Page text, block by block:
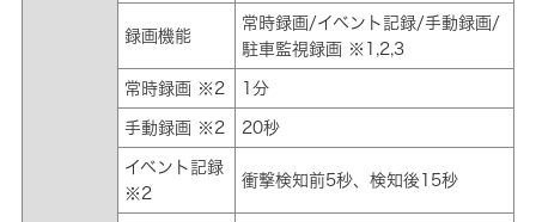
録画機能
常時録画/イベント記録/手動録画/
駐車監視録画 ※1,2,3
常時録画 ※2 1分
手動録画 ※2 20秒
イベント記録
※2
衝撃検知前5秒、検知後15秒